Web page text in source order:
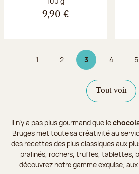
9,90 €
Page
1 Page
2 3Page 3 sur 9
Page
4 5
Tout voir
Il n’y a pas plus gourmand que le
Bruges met toute sa créativité au
des recettes des plus classiques aux
pralinés, rochers, truffes, tablettes,
découvrez notre gamme exquise, aux